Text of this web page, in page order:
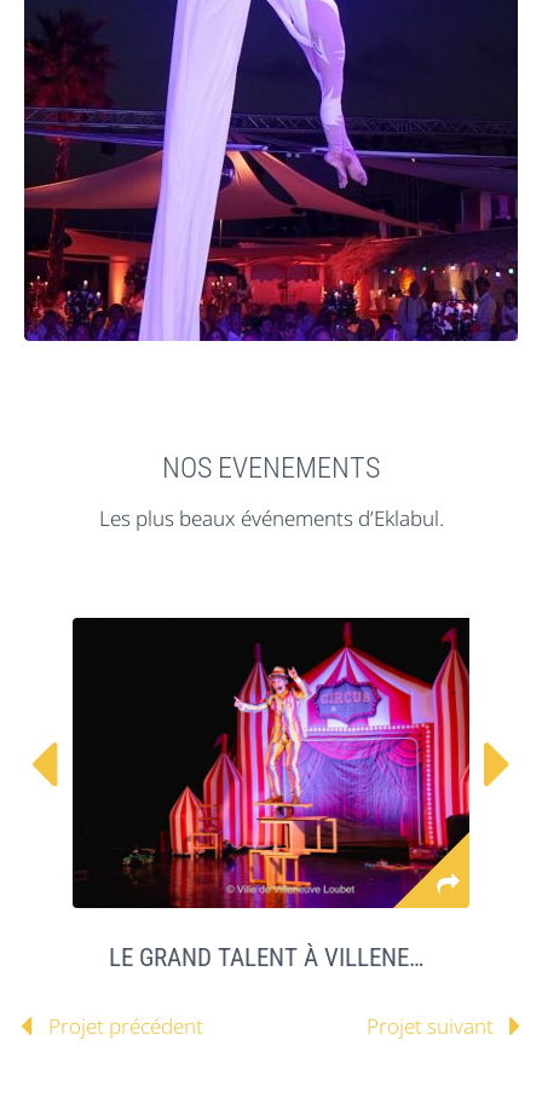
NOS EVENEMENTS
Les plus beaux événements d’Eklabul.
 
LE GRAND TALENT À VILLENEUVE LOUBET
Projet précédent Projet suivant